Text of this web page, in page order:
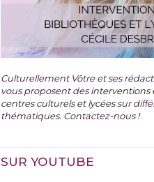
Culturellement Vôtre et ses
vous proposent desinterventions
centres culturels et lycéessur
thématiques. Contactez-nous !
SUR YOUTUBE